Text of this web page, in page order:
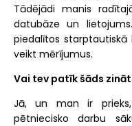
Tādējādi manis
datubāze un
piedalītos
veikt mērījumus.
Vai tev patīk šāds
Jā, un man ir prieks,
pētniecisko darbu